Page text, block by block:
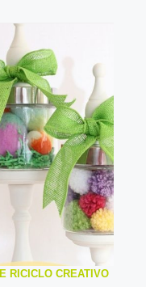
RICICLO CREATIVO